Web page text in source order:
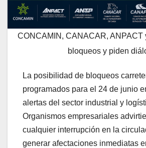
CONCAMIN, CANACAR, ANPACT
bloqueos y piden
La posibilidad de bloqueos
programados para el 24 de junio
alertas del sector industrial y
Organismos empresariales
cualquier interrupción en la
generar afectaciones inmediatas